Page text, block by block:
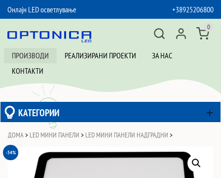
Онлајн LED осветлување
+38925206800
ПРОИЗВОДИ РЕАЛИЗИРАНИ ПРОЕКТИ
ЗА НАС
КОНТАКТИ
0
КАТЕГОРИИ
ДОМА > LED МИНИ ПАНЕЛИ > LED МИНИ ПАНЕЛИ НАДГРАДНИ >
-54%